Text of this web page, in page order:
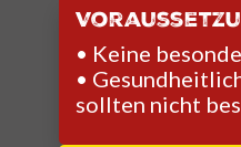
• Keine
•
sollten nicht